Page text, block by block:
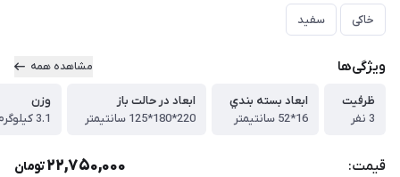
خاکی سفید
ویژگی‌ها مشاهده همه
ظرفيت
3 نفر
ابعاد بسته بندي
16*52 سانتيمتر
ابعاد در حالت باز
220*180*125 سانتيمتر
وزن
3.1 كيلوگرم
قیمت: 22,750,000تومان